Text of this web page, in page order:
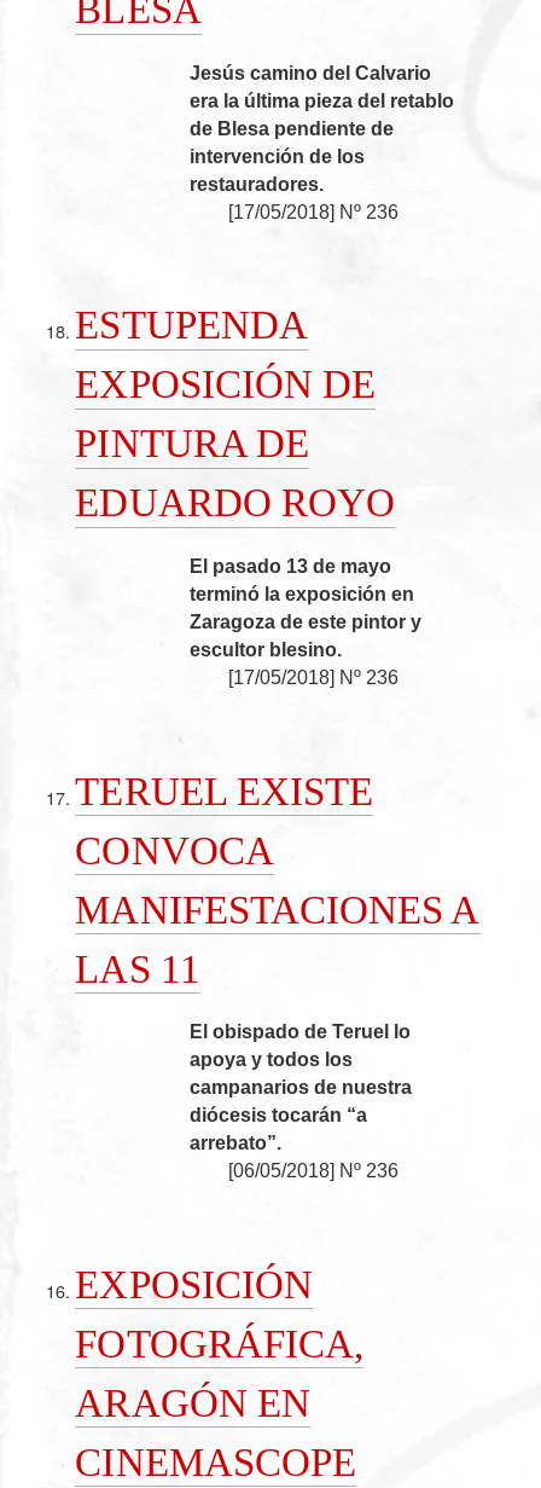
BLESA
Jesús camino del Calvario
era la última pieza del retablo
de Blesa pendiente de
intervención de los
restauradores.
[17/05/2018] Nº 236
ESTUPENDA
EXPOSICIÓN DE
PINTURA DE
EDUARDO ROYO
El pasado 13 de mayo
terminó la exposición en
Zaragoza de este pintor y
escultor blesino.
[17/05/2018] Nº 236
TERUEL EXISTE
CONVOCA
MANIFESTACIONES A
LAS 11
El obispado de Teruel lo
apoya y todos los
campanarios de nuestra
diócesis tocarán “a
arrebato”.
[06/05/2018] Nº 236
EXPOSICIÓN
FOTOGRÁFICA,
ARAGÓN EN
CINEMASCOPE